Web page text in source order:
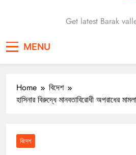
Barak
Get latest Barak
MENU
Home
বিদেশ
হাসিনার বিরুদ্ধে মানবতাবিরোধী অপরাধের
বিদেশ